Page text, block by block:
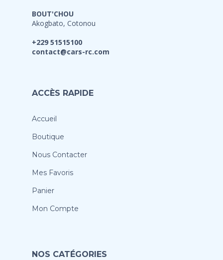
BOUT'CHOU
Akogbato, Cotonou
+229 51515100
contact@cars-rc.com
ACCÈS RAPIDE
Accueil
Boutique
Nous Contacter
Mes Favoris
Panier
Mon Compte
NOS CATÉGORIES